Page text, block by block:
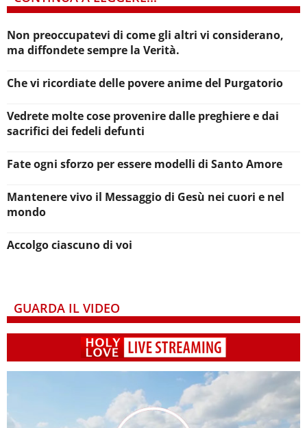
Non preoccupatevi di come gli altri vi considerano,
ma diffondete sempre la Verità.
Che vi ricordiate delle povere anime del Purgatorio
Vedrete molte cose provenire dalle preghiere e dai
sacrifici dei fedeli defunti
Fate ogni sforzo per essere modelli di Santo Amore
Mantenere vivo il Messaggio di Gesù nei cuori e nel
mondo
Accolgo ciascuno di voi
GUARDA IL VIDEO